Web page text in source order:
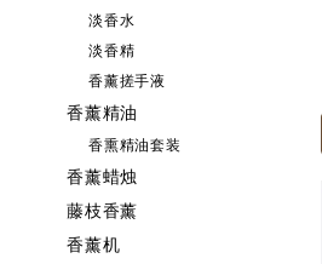
淡香水
淡香精
香薰搓手液
香薰精油
香熏精油套装
香薰蜡烛
藤枝香薰
香薰机